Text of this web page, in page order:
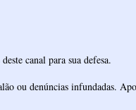
canal para sua defesa.
ou denúncias infundadas.